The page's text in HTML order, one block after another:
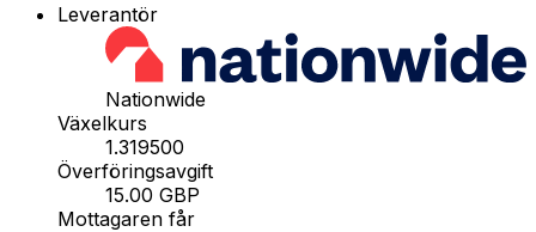
Leverantör
Nationwide
Växelkurs
1.319500
Överföringsavgift
15.00 GBP
Mottagaren får